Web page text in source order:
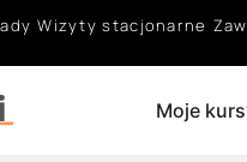
Wizyty stacjonarne
Moje